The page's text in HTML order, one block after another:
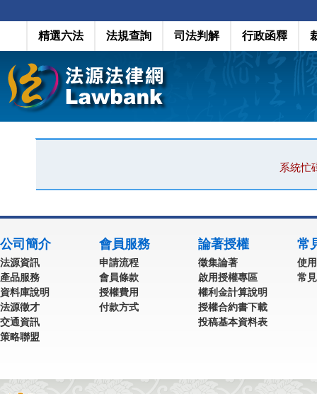
精選六法 法規查詢 司法判解 行政函釋
系統忙
公司簡介
法源資訊
產品服務
資料庫說明
法源徵才
交通資訊
策略聯盟
會員服務
申請流程
會員條款
授權費用
付款方式
論著授權
徵集論著
啟用授權專區
權利金計算說明
授權合約書下載
投稿基本資料表
常
使
常